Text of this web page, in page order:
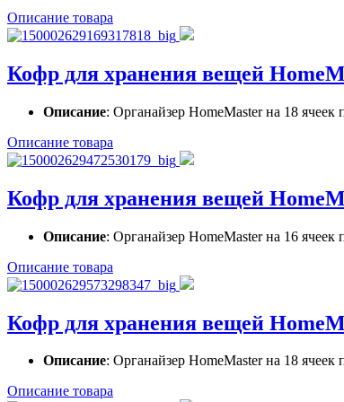
Описание товара
Кофр для хранения вещей
Описание: Органайзер HomeMaster на 18
Описание товара
Кофр для хранения вещей
Описание: Органайзер HomeMaster на 16
Описание товара
Кофр для хранения вещей
Описание: Органайзер HomeMaster на 18
Описание товара